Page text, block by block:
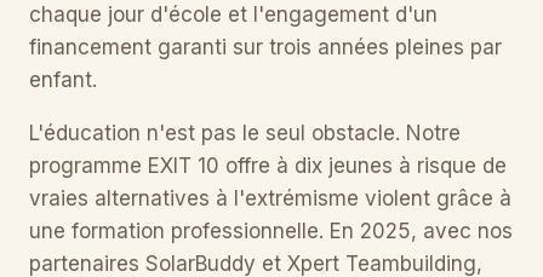
chaque jour d'école et l'engagement d'un
financement garanti sur trois années pleines par
enfant.
L'éducation n'est pas le seul obstacle. Notre
programme EXIT 10 offre à dix jeunes à risque de
vraies alternatives à l'extrémisme violent grâce à
une formation professionnelle. En 2025, avec nos
partenaires SolarBuddy et Xpert Teambuilding,